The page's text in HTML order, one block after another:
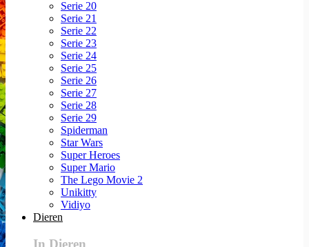
Serie 20
Serie 21
Serie 22
Serie 23
Serie 24
Serie 25
Serie 26
Serie 27
Serie 28
Serie 29
Spiderman
Star Wars
Super Heroes
Super Mario
The Lego Movie 2
Unikitty
Vidiyo
Dieren
In Dieren